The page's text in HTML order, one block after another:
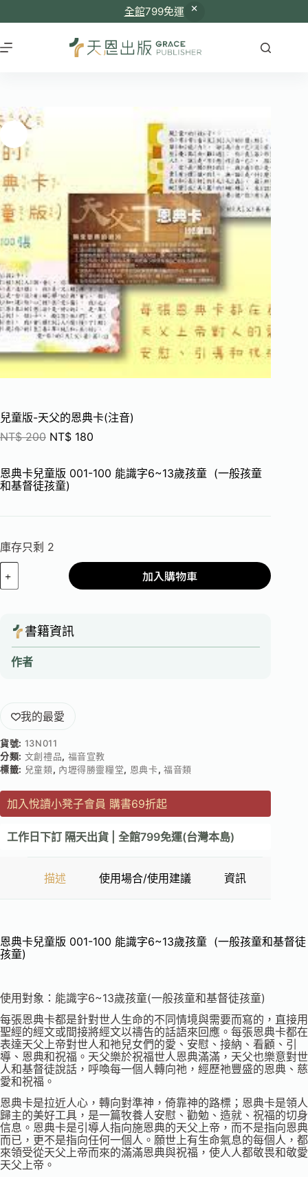
全館799免運
兒童版-天父的恩典卡(注音)
NT$200 NT$ 180
恩典卡兒童版 001-100 能識字6~13歲孩童 (一般孩童
和基督徒孩童)
庫存只剩 2
加入購物車
書籍資訊
作者
我的最愛
貨號: 13N011
分類: 文創禮品, 福音宣教
標籤: 兒童類, 內壢得勝靈糧堂, 恩典卡,福音類
加入悅讀小凳子會員 購書69折起
工作日下訂 隔天出貨 | 全館799免運(台灣本島)
描述 使用場合/使用建議 資訊
恩典卡兒童版 001-100 能識字6~13歲孩童 (一般孩童和基督徒
孩童)
使用對象：能識字6~13歲孩童(一般孩童和基督徒孩童)
每張恩典卡都是針對世人生命的不同情境與需要而寫的，直接用
聖經的經文或間接將經文以禱告的話語來回應。每張恩典卡都在
表達天父上帝對世人和祂兒女們的愛、安慰、接納、看顧、引
導、恩典和祝福。天父樂於祝福世人恩典滿滿，天父也樂意對世
人和基督徒說話，呼喚每一個人轉向祂，經歷祂豐盛的恩典、慈
愛和祝福。
恩典卡是拉近人心，轉向對準神，倚靠神的路標；恩典卡是領人
歸主的美好工具，是一篇牧養人安慰、勸勉、造就、祝福的切身
信息。恩典卡是引導人指向施恩典的天父上帝，而不是指向恩典
而已，更不是指向任何一個人。願世上有生命氣息的每個人，都
來領受從天父上帝而來的滿滿恩典與祝福，使人人都敬畏和敬愛
天父上帝。